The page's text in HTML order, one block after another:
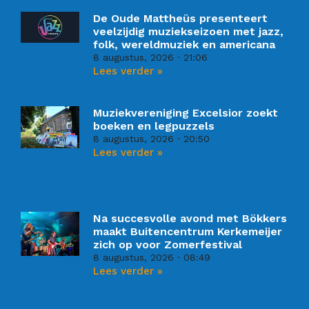
De Oude Mattheüs presenteert
veelzijdig muziekseizoen met jazz,
folk, wereldmuziek en americana
8 augustus, 2026 21:06
Lees verder »
Muziekvereniging Excelsior zoekt
boeken en legpuzzels
8 augustus, 2026 20:50
Lees verder »
Na succesvolle avond met Bökkers
maakt Buitencentrum Kerkemeijer
zich op voor Zomerfestival
8 augustus, 2026 08:49
Lees verder »